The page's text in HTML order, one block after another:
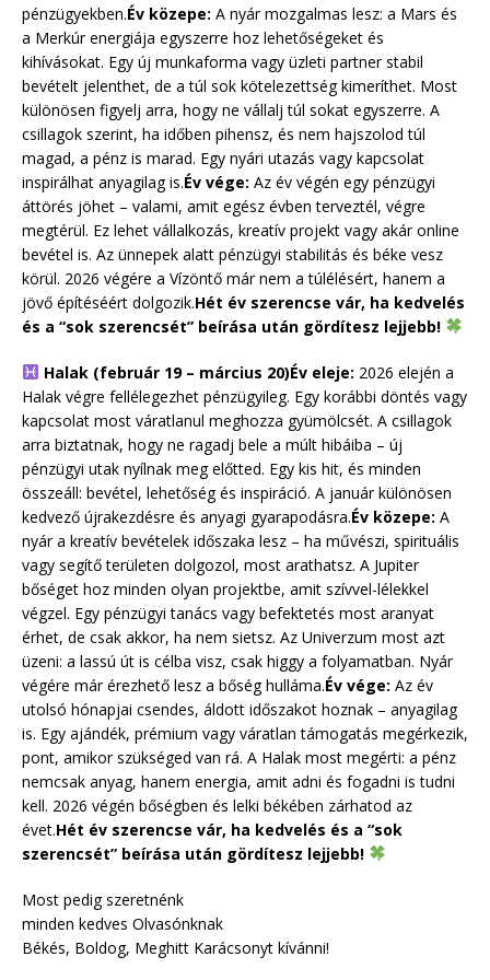
pénzügyekben.Év közepe: A nyár mozgalmas lesz: a Mars és
a Merkúr energiája egyszerre hoz lehetőségeket és
kihívásokat. Egy új munkaforma vagy üzleti partner stabil
bevételt jelenthet, de a túl sok kötelezettség kimeríthet. Most
különösen figyelj arra, hogy ne vállalj túl sokat egyszerre. A
csillagok szerint, ha időben pihensz, és nem hajszolod túl
magad, a pénz is marad. Egy nyári utazás vagy kapcsolat
inspirálhat anyagilag is.Év vége: Az év végén egy pénzügyi
áttörés jöhet – valami, amit egész évben terveztél, végre
megtérül. Ez lehet vállalkozás, kreatív projekt vagy akár online
bevétel is. Az ünnepek alatt pénzügyi stabilitás és béke vesz
körül. 2026 végére a Vízöntő már nem a túlélésért, hanem a
jövő építéséért dolgozik.Hét év szerencse vár, ha kedvelés
és a “sok szerencsét” beírása után gördítesz lejjebb!
Halak (február 19 – március 20)Év eleje: 2026 elején a
Halak végre fellélegezhet pénzügyileg. Egy korábbi döntés vagy
kapcsolat most váratlanul meghozza gyümölcsét. A csillagok
arra biztatnak, hogy ne ragadj bele a múlt hibáiba – új
pénzügyi utak nyílnak meg előtted. Egy kis hit, és minden
összeáll: bevétel, lehetőség és inspiráció. A január különösen
kedvező újrakezdésre és anyagi gyarapodásra.Év közepe: A
nyár a kreatív bevételek időszaka lesz – ha művészi, spirituális
vagy segítő területen dolgozol, most arathatsz. A Jupiter
bőséget hoz minden olyan projektbe, amit szívvel-lélekkel
végzel. Egy pénzügyi tanács vagy befektetés most aranyat
érhet, de csak akkor, ha nem sietsz. Az Univerzum most azt
üzeni: a lassú út is célba visz, csak higgy a folyamatban. Nyár
végére már érezhető lesz a bőség hulláma.Év vége: Az év
utolsó hónapjai csendes, áldott időszakot hoznak – anyagilag
is. Egy ajándék, prémium vagy váratlan támogatás megérkezik,
pont, amikor szükséged van rá. A Halak most megérti: a pénz
nemcsak anyag, hanem energia, amit adni és fogadni is tudni
kell. 2026 végén bőségben és lelki békében zárhatod az
évet.Hét év szerencse vár, ha kedvelés és a “sok
szerencsét” beírása után gördítesz lejjebb!
Most pedig szeretnénk
minden kedves Olvasónknak
Békés, Boldog, Meghitt Karácsonyt kívánni!